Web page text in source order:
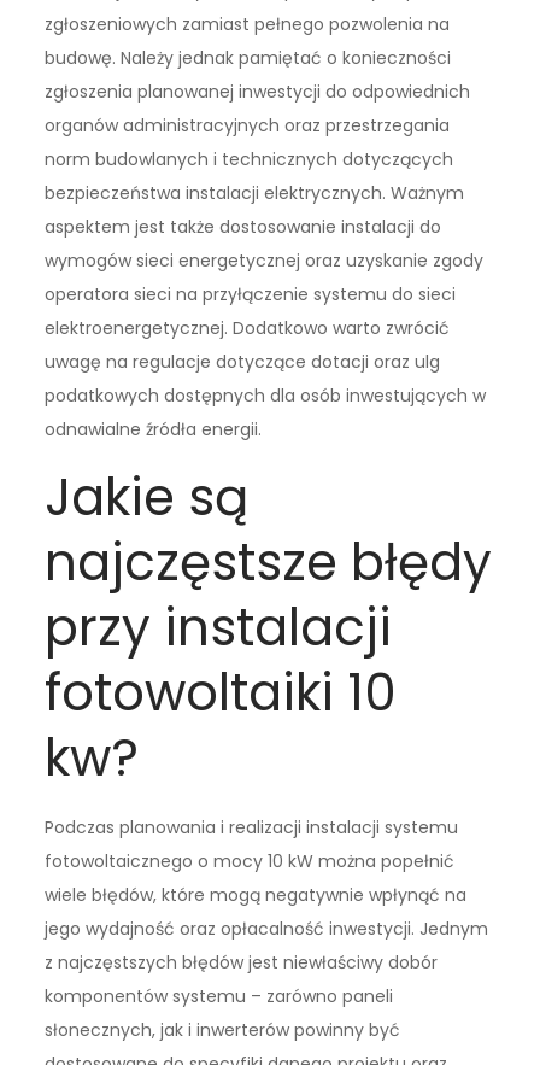
zgłoszeniowych zamiast pełnego pozwolenia na
budowę. Należy jednak pamiętać o konieczności
zgłoszenia planowanej inwestycji do odpowiednich
organów administracyjnych oraz przestrzegania
norm budowlanych i technicznych dotyczących
bezpieczeństwa instalacji elektrycznych. Ważnym
aspektem jest także dostosowanie instalacji do
wymogów sieci energetycznej oraz uzyskanie zgody
operatora sieci na przyłączenie systemu do sieci
elektroenergetycznej. Dodatkowo warto zwrócić
uwagę na regulacje dotyczące dotacji oraz ulg
podatkowych dostępnych dla osób inwestujących w
odnawialne źródła energii.
Jakie są
najczęstsze błędy
przy instalacji
fotowoltaiki 10
kw?
Podczas planowania i realizacji instalacji systemu
fotowoltaicznego o mocy 10 kW można popełnić
wiele błędów, które mogą negatywnie wpłynąć na
jego wydajność oraz opłacalność inwestycji. Jednym
z najczęstszych błędów jest niewłaściwy dobór
komponentów systemu – zarówno paneli
słonecznych, jak i inwerterów powinny być